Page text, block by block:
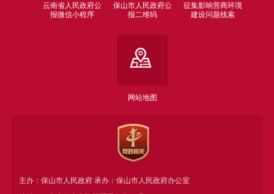
云南省人民政府公
报微信小程序
保山市人民政府公
报二维码
征集影响营商环境
建设问题线索
网站地图
主办：保山市人民政府 承办：保山市人民政府办公室